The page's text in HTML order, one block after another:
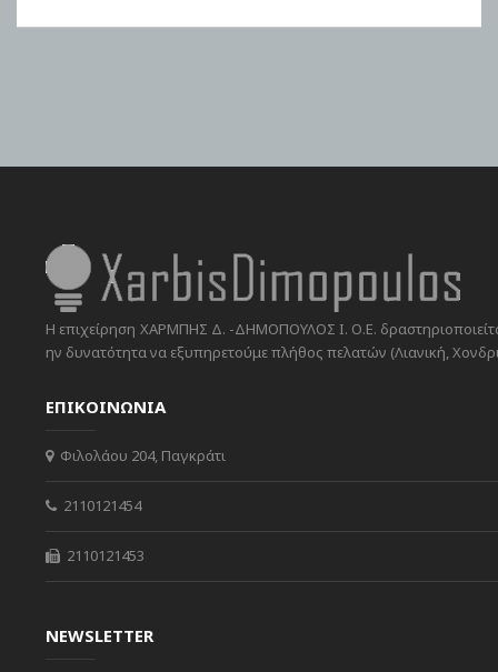
Η επιχείρηση ΧΑΡΜΠΗΣ Δ. -ΔΗΜΟΠΟΥΛΟΣ Ι. Ο.Ε.
ην δυνατότητα να εξυπηρετούμε πλήθος πελατών (Λιανική,
ΕΠΙΚΟΙΝΩΝΙΑ
Φιλολάου 204, Παγκράτι
2110121454
2110121453
NEWSLETTER